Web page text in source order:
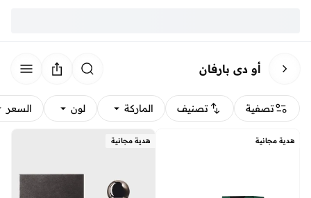
أو دي بارفان
تصفية تصنيف الماركة لون السعر
هدية مجانية هدية مجانية